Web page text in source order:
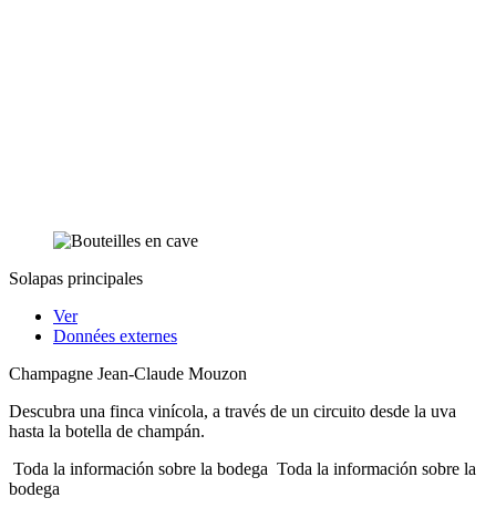
Solapas principales
Ver
Données externes
Champagne Jean-Claude Mouzon
Descubra una finca vinícola, a través de un circuito desde la uva
hasta la botella de champán.
Toda la información sobre la bodega Toda la información sobre la
bodega